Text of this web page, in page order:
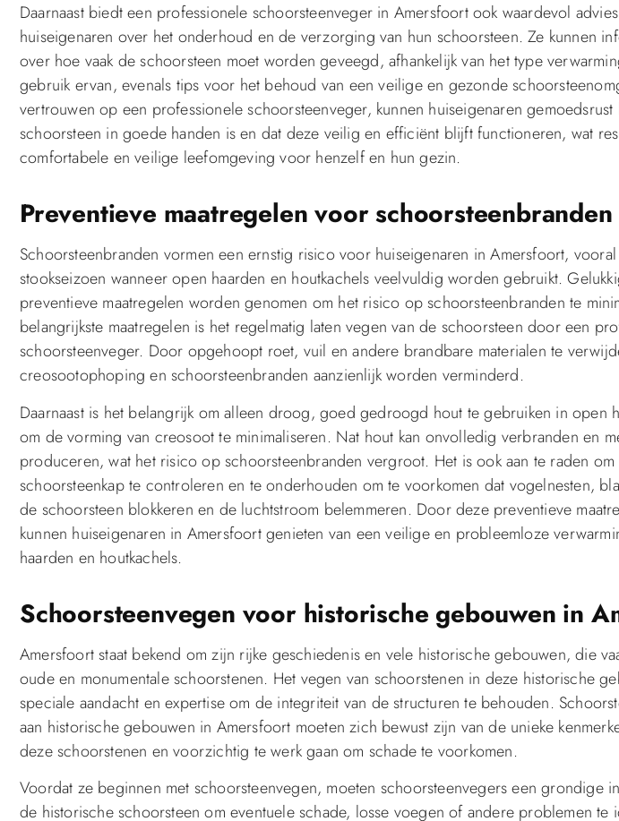
Daarnaast biedt een professionele schoorsteenveger in Amersfoort ook waardevol
huiseigenaren over het onderhoud en de verzorging van hun schoorsteen. Ze kunnen
over hoe vaak de schoorsteen moet worden geveegd, afhankelijk van het type
gebruik ervan, evenals tips voor het behoud van een veilige en gezonde
vertrouwen op een professionele schoorsteenveger, kunnen huiseigenaren
schoorsteen in goede handen is en dat deze veilig en efficiënt blijft functioneren, wat
comfortabele en veilige leefomgeving voor henzelf en hun gezin.
Preventieve maatregelen voor schoorsteenbranden
Schoorsteenbranden vormen een ernstig risico voor huiseigenaren in Amersfoort,
stookseizoen wanneer open haarden en houtkachels veelvuldig worden gebruikt.
preventieve maatregelen worden genomen om het risico op schoorsteenbranden te
belangrijkste maatregelen is het regelmatig laten vegen van de schoorsteen door een
schoorsteenveger. Door opgehoopt roet, vuil en andere brandbare materialen te
creosootophoping en schoorsteenbranden aanzienlijk worden verminderd.
Daarnaast is het belangrijk om alleen droog, goed gedroogd hout te gebruiken in open
om de vorming van creosoot te minimaliseren. Nat hout kan onvolledig verbranden en
produceren, wat het risico op schoorsteenbranden vergroot. Het is ook aan te raden
schoorsteenkap te controleren en te onderhouden om te voorkomen dat vogelnesten,
de schoorsteen blokkeren en de luchtstroom belemmeren. Door deze preventieve
kunnen huiseigenaren in Amersfoort genieten van een veilige en probleemloze
haarden en houtkachels.
Schoorsteenvegen voor historische gebouwen in
Amersfoort staat bekend om zijn rijke geschiedenis en vele historische gebouwen, die
oude en monumentale schoorstenen. Het vegen van schoorstenen in deze historische
speciale aandacht en expertise om de integriteit van de structuren te behouden.
aan historische gebouwen in Amersfoort moeten zich bewust zijn van de unieke
deze schoorstenen en voorzichtig te werk gaan om schade te voorkomen.
Voordat ze beginnen met schoorsteenvegen, moeten schoorsteenvegers een grondige
de historische schoorsteen om eventuele schade, losse voegen of andere problemen te